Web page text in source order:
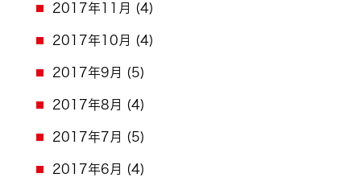
2017年11月 (4)
2017年10月 (4)
2017年9月 (5)
2017年8月 (4)
2017年7月 (5)
2017年6月 (4)